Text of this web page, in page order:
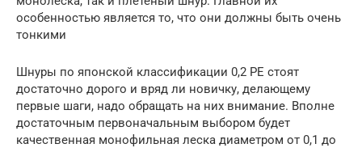
особенностью является то, что они должны быть очень
тонкими
Шнуры по японской классификации 0,2 РЕ стоят
достаточно дорого и вряд ли новичку, делающему
первые шаги, надо обращать на них внимание. Вполне
достаточным первоначальным выбором будет
качественная монофильная леска диаметром от 0,1 до